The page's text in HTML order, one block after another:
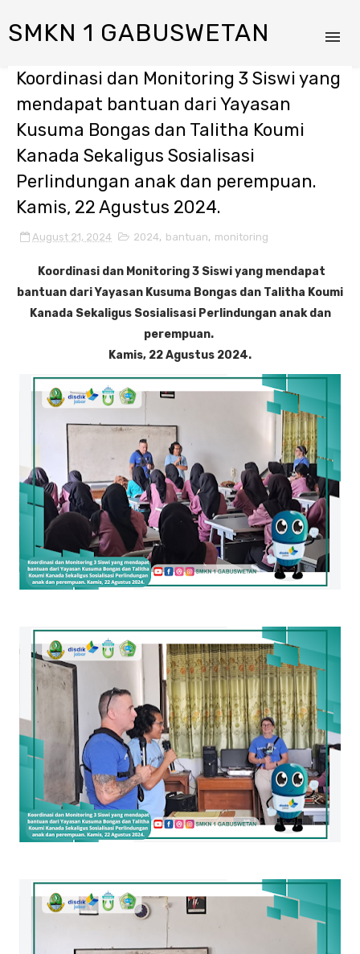
SMKN 1 GABUSWETAN
Koordinasi dan Monitoring 3 Siswi yang
mendapat bantuan dari Yayasan
Kusuma Bongas dan Talitha Koumi
Kanada Sekaligus Sosialisasi
Perlindungan anak dan perempuan.
Kamis, 22 Agustus 2024.
August 21, 2024 2024, bantuan, monitoring
Koordinasi dan Monitoring 3 Siswi yang mendapat
bantuan dari Yayasan Kusuma Bongas dan Talitha Koumi
Kanada Sekaligus Sosialisasi Perlindungan anak dan
perempuan.
Kamis, 22 Agustus 2024.